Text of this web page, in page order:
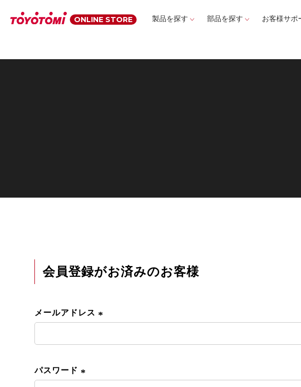
ONLINE STORE 製品を探す 部品を探す お客様サポ
HOME ログイン
会員登録がお済みのお客様
メールアドレス
)
パスワード